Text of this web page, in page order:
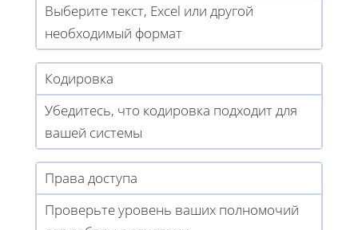
Выберите текст, Excel или другой
необходимый формат
Кодировка
Убедитесь, что кодировка подходит для
вашей системы
Права доступа
Проверьте уровень ваших полномочий